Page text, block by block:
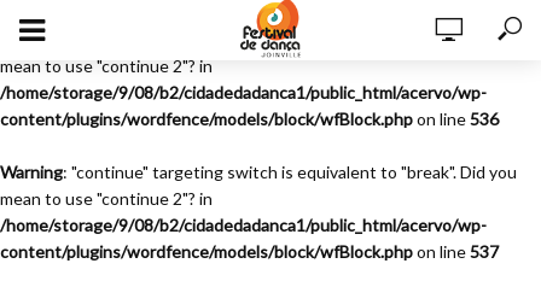
Warning
: "continue" targeting switch is equivalent to "break". Did you
mean to use "continue 2"? in
/home/storage/9/08/b2/cidadedadanca1/public_html/acervo/wp-
content/plugins/wordfence/models/block/wfBlock.phpon line536
Warning: "continue" targeting switch is equivalent to "break". Did you
mean to use "continue 2"? in
/home/storage/9/08/b2/cidadedadanca1/public_html/acervo/wp-
content/plugins/wordfence/models/block/wfBlock.phpon line537